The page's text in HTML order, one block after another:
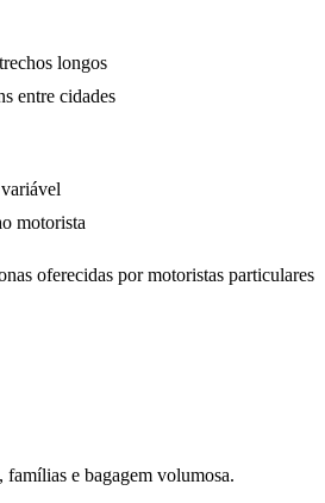
longos
entre cidades
motorista
oferecidas por motoristas particulares
e bagagem volumosa.